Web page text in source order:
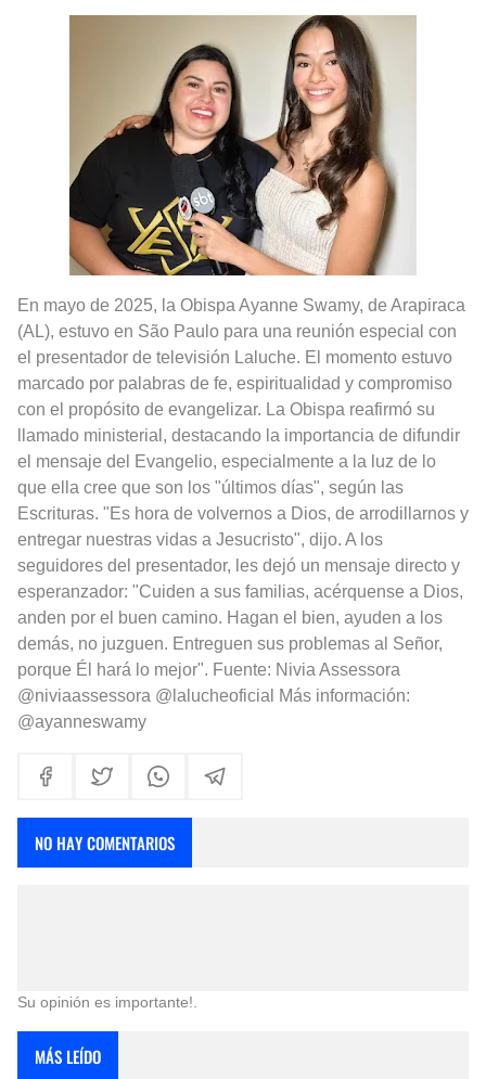
San Valentín Dibujos a Lápiz del 14 de Febrero
Que significan los cuadros de negras africanas?
El mundo del arte en pintura surrealista
En mayo de 2025, la Obispa Ayanne Swamy, de Arapiraca
(AL), estuvo en São Paulo para una reunión especial con
el presentador de televisión Laluche. El momento estuvo
marcado por palabras de fe, espiritualidad y compromiso
con el propósito de evangelizar. La Obispa reafirmó su
llamado ministerial, destacando la importancia de difundir
el mensaje del Evangelio, especialmente a la luz de lo
que ella cree que son los "últimos días", según las
Escrituras. "Es hora de volvernos a Dios, de arrodillarnos y
entregar nuestras vidas a Jesucristo", dijo. A los
seguidores del presentador, les dejó un mensaje directo y
esperanzador: "Cuiden a sus familias, acérquense a Dios,
anden por el buen camino. Hagan el bien, ayuden a los
demás, no juzguen. Entreguen sus problemas al Señor,
porque Él hará lo mejor". Fuente: Nivia Assessora
@niviaassessora @lalucheoficial Más información:
@ayanneswamy
NO HAY COMENTARIOS
Su opinión es importante!.
MÁS LEÍDO